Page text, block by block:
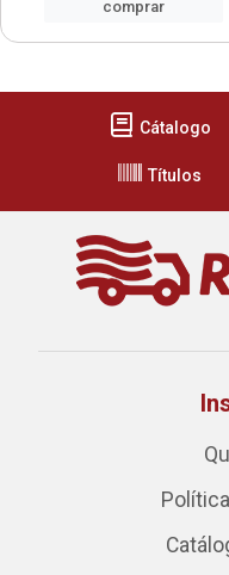
comprar
Cátalogo
Títulos